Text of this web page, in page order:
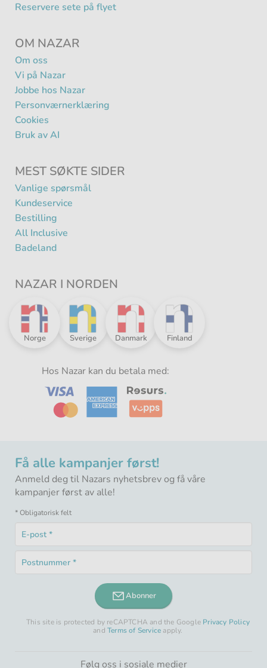
Reservere sete på flyet
OM NAZAR
Om oss
Vi på Nazar
Jobbe hos Nazar
Personværnerklæring
Cookies
Bruk av AI
MEST SØKTE SIDER
Vanlige spørsmål
Kundeservice
Bestilling
All Inclusive
Badeland
NAZAR I NORDEN
Nazar
-
Sverige
Nazar
-
Danmark
Nazar
-
Finland
Nazar
Norge
Hos Nazar kan du betala med:
Få alle kampanjer først!
Anmeld deg til Nazars nyhetsbrev og få våre
kampanjer først av alle!
* Obligatorisk felt
E-
post
felt
Postnummer
Obligatorisk
Abonner
This site is protected by reCAPTCHA and the Google Privacy Policy
andTerms of Service apply.
Følg oss i sosiale medier